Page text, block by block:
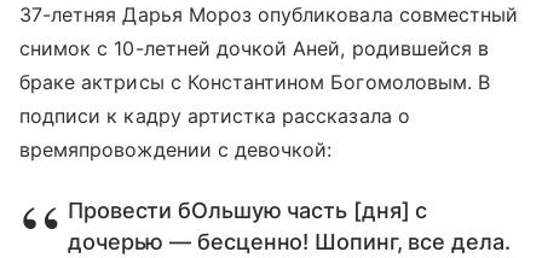
37-летняя Дарья Мороз опубликовала совместный
снимок с 10-летней дочкой Аней, родившейся в
браке актрисы с Константином Богомоловым. В
подписи к кадру артистка рассказала о
времяпровождении с девочкой:
Провести бОльшую часть [дня] с
дочерью — бесценно! Шопинг, все дела.